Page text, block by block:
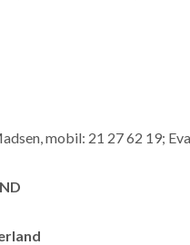
mobil: 21 27 62 19;